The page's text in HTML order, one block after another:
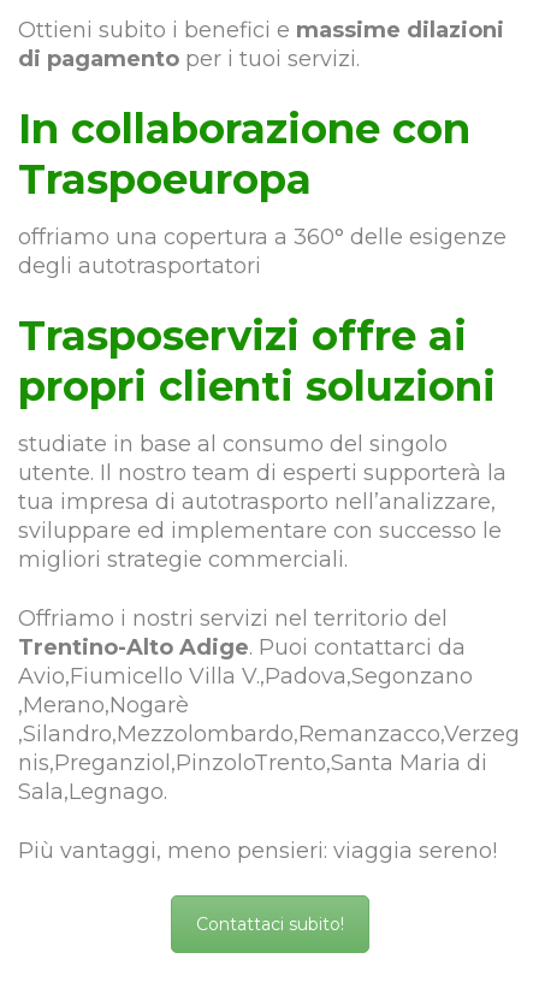
Ottieni subito i benefici e massime dilazioni
di pagamento per i tuoi servizi.
In collaborazione con
Traspoeuropa
offriamo una copertura a 360° delle esigenze
degli autotrasportatori
Trasposervizi offre ai
propri clienti soluzioni
studiate in base al consumo del singolo
utente. Il nostro team di esperti supporterà la
tua impresa di autotrasporto nell’analizzare,
sviluppare ed implementare con successo le
migliori strategie commerciali.
Offriamo i nostri servizi nel territorio del
Trentino-Alto Adige. Puoi contattarci da
Avio,Fiumicello Villa V.,Padova,Segonzano
,Merano,Nogarè
,Silandro,Mezzolombardo,Remanzacco,Verzeg
nis,Preganziol,PinzoloTrento,Santa Maria di
Sala,Legnago.
Più vantaggi, meno pensieri: viaggia sereno!
Contattaci subito!